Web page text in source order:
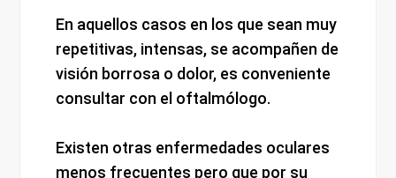
En aquellos casos en los que sean muy
repetitivas, intensas, se acompañen de
visión borrosa o dolor, es conveniente
consultar con el oftalmólogo.
Existen otras enfermedades oculares
menos frecuentes pero que por su